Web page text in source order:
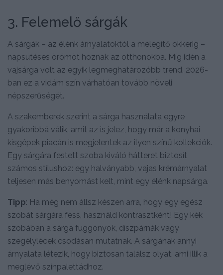
3. Felemelő sárgák
A sárgák – az élénk árnyalatoktól a melegítő okkerig –
napsütéses örömöt hoznak az otthonokba. Míg idén a
vajsárga volt az egyik legmeghatározóbb trend, 2026-
ban ez a vidám szín várhatóan tovább növeli
népszerűségét.
A szakemberek szerint a sárga használata egyre
gyakoribbá válik, amit az is jelez, hogy már a konyhai
kisgépek piacán is megjelentek az ilyen színű kollekciók.
Egy sárgára festett szoba kiváló hátteret biztosít
számos stílushoz: egy halványabb, vajas krémárnyalat
teljesen más benyomást kelt, mint egy élénk napsárga.
Tipp: Ha még nem állsz készen arra, hogy egy egész
szobát sárgára fess, használd kontrasztként! Egy kék
szobában a sárga függönyök, díszpárnák vagy
szegélylécek csodásan mutatnak. A sárgának annyi
árnyalata létezik, hogy biztosan találsz olyat, ami illik a
meglévő színpalettádhoz.